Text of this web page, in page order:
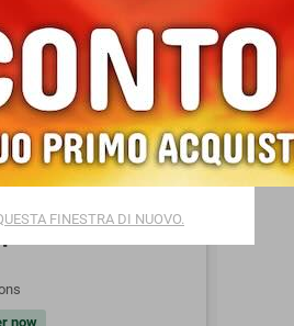
espansione
creations IN
now
FINESTRA DI NUOVO.